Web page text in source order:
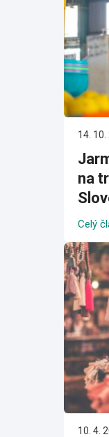
14. 10.
na
Celý
10. 4.